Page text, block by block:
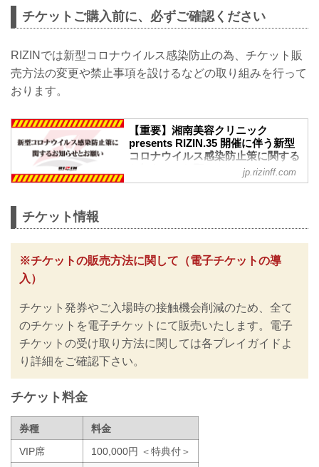
RIZIN MMAルール：5分 3R（71.0kg）
ホベルト・サトシ・ソウザ vs. ジョニ
フェザー級タイトルマッチ 牛久絢太郎
vs. 斎藤裕
RIZIN MMAルール：5分3R（66.0kg）
崎朱加 vs. 伊澤星花
RIZIN MMAルール：5分 3R（49.0kg）
浜崎朱加 vs. 伊澤星花
湘南美容クリニック presen...
チケットご購入前に、必ずご確認ください
RIZINでは新型コロナウイルス感染防止の為、チケット販
売方法の変更や禁止事項を設けるなどの取り組みを行って
おります。
【重要】湘南美容クリニック
presents RIZIN.35 開催に伴う新型
コロナウイルス感染防止策に関する
お知らせとお願い - RIZIN
FIGHTING FEDERATION オフィシ
チケットご購入前に、必ずご確認くださ
RIZINではイベント開催に際し、日本スポ
ーツ協会が作成した「スポーツイベント
防止の為のチケットの販売方法の変更や
入退場規制の実施、また禁止事項を設け
るなど、新たな取り組みを行いますので
ご案内いたします。
皆さまには大変ご不便をおかけいたしま
します。
jp.rizinff.com
チケット情報
※チケットの販売方法に関して（電子チケットの導
入）
チケット発券やご入場時の接触機会削減のため、全て
のチケットを電子チケットにて販売いたします。電子
チケットの受け取り方法に関しては各プレイガイドよ
り詳細をご確認下さい。
チケット料金
券種
料金
VIP席
100,000円 ＜特典付＞